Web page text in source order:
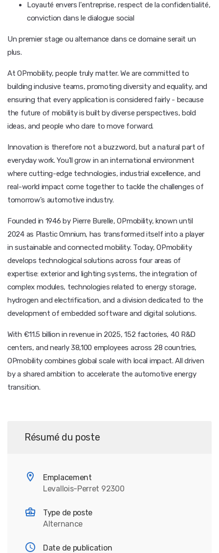
Loyauté envers l'entreprise, respect de la confidentialité,
conviction dans le dialogue social
Un premier stage ou alternance dans ce domaine serait un
plus.
At OPmobility, people truly matter. We are committed to
building inclusive teams, promoting diversity and equality, and
ensuring that every application is considered fairly - because
the future of mobility is built by diverse perspectives, bold
ideas, and people who dare to move forward.
Innovation is therefore not a buzzword, but a natural part of
everyday work. You'll grow in an international environment
where cutting-edge technologies, industrial excellence, and
real-world impact come together to tackle the challenges of
tomorrow's automotive industry.
Founded in 1946 by Pierre Burelle, OPmobility, known until
2024 as Plastic Omnium, has transformed itself into a player
in sustainable and connected mobility. Today, OPmobility
develops technological solutions across four areas of
expertise: exterior and lighting systems, the integration of
complex modules, technologies related to energy storage,
hydrogen and electrification, and a division dedicated to the
development of embedded software and digital solutions.
With €11.5 billion in revenue in 2025, 152 factories, 40 R&D
centers, and nearly 38,100 employees across 28 countries,
OPmobility combines global scale with local impact. All driven
by a shared ambition to accelerate the automotive energy
transition.
Résumé du poste
Emplacement
Levallois-Perret 92300
Type de poste
Alternance
Date de publication